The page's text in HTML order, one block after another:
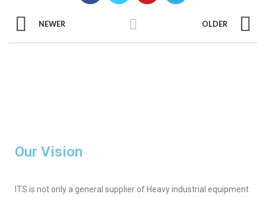
NEWER OLDER
Our Vision
ITS is not only a general supplier of Heavy industrial equipment